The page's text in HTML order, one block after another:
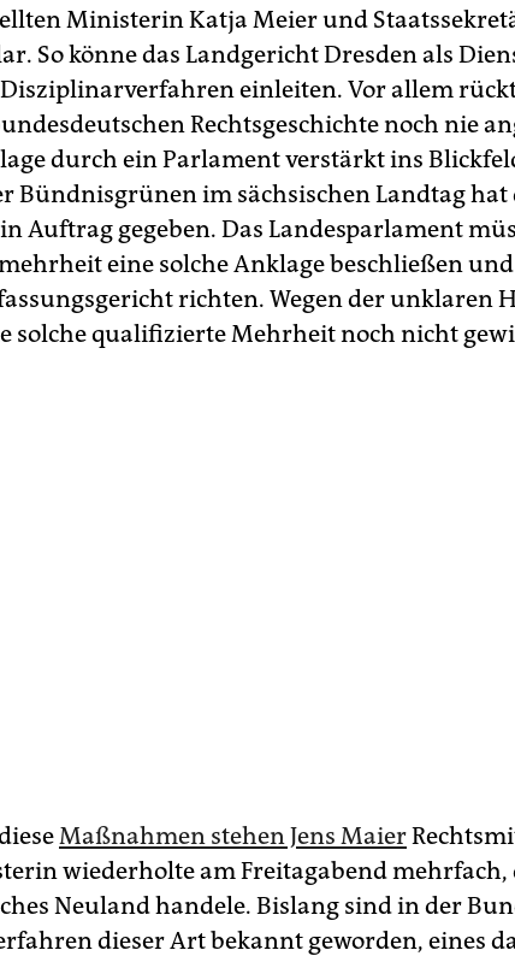
Ministerin Katja Meier und
So könne das Landgericht Dresden als
einleiten. Vor allem
Rechtsgeschichte noch nie
durch ein Parlament verstärkt ins
Bündnisgrünen im sächsischen Landtag hat
Auftrag gegeben. Das Landesparlament
eine solche Anklage beschließen und
richten. Wegen der unklaren
solche qualifizierte Mehrheit noch nicht
Maßnahmen stehen Jens Maier
wiederholte am Freitagabend mehrfach,
Neuland handele. Bislang sind in der
dieser Art bekannt geworden, eines